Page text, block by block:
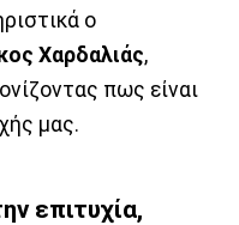
ο
Χαρδαλιάς,
πως είναι
μας.
επιτυχία,